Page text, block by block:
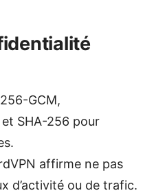
GCM,
SHA-256 pour
affirme ne pas
d’activité ou de trafic.